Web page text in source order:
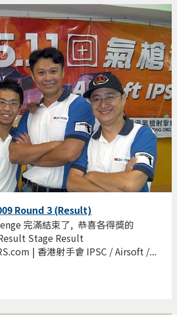
Round 3 (Result)
完滿結束了, 恭喜各得獎的
Stage Result
| 香港射手會 IPSC / Airsoft /...